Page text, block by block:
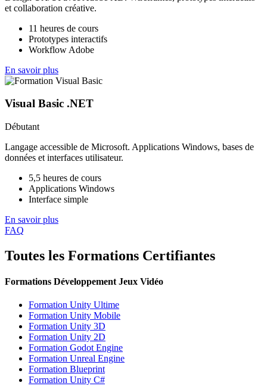
et collaboration créative.
11 heures de cours
Prototypes interactifs
Workflow Adobe
En savoir plus
Visual Basic .NET
Débutant
Langage accessible de Microsoft. Applications Windows, bases de
données et interfaces utilisateur.
5,5 heures de cours
Applications Windows
Interface simple
En savoir plus
FAQ
Toutes les Formations Certifiantes
Formations Développement Jeux Vidéo
Formation Unity Ultime
Formation Unity Mobile
Formation Unity 3D
Formation Unity 2D
Formation Godot Engine
Formation Unreal Engine
Formation Blueprint
Formation Unity C#